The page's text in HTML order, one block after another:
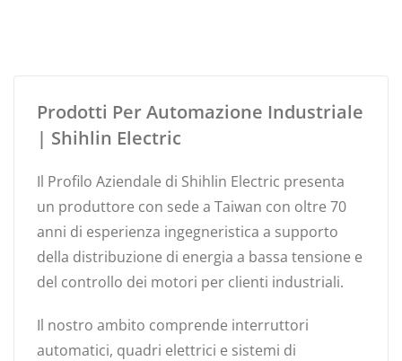
Prodotti Per Automazione Industriale
| Shihlin Electric
Il Profilo Aziendale di Shihlin Electric presenta
un produttore con sede a Taiwan con oltre 70
anni di esperienza ingegneristica a supporto
della distribuzione di energia a bassa tensione e
del controllo dei motori per clienti industriali.
Il nostro ambito comprende interruttori
automatici, quadri elettrici e sistemi di